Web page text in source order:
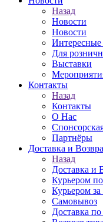
Назад
Новости
Новости
Интересные
Для
Выставки
Контакты
Назад
Контакты
О Нас
Партнёры
Доставка и
Назад
Доставка и
Курьером
Курьером
Самовывоз
Доставка